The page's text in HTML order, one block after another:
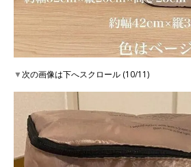
▼次の画像は下へスクロール (10/11)